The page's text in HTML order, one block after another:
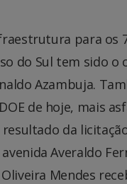
para os
do Sul tem sido o
Azambuja.
de hoje, mais
da
Averaldo
Mendes